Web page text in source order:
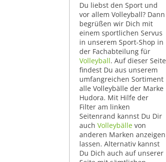
Du liebst den Sport und
vor allem Volleyball? Dann
begrüßen wir Dich mit
einem sportlichen Servus
in unserem Sport-Shop in
der Fachabteilung für
Volleyball. Auf dieser Seite
findest Du aus unserem
umfangreichen Sortiment
alle Volleybälle der Marke
Hudora. Mit Hilfe der
Filter am linken
Seitenrand kannst Du Dir
auch Volleybälle von
anderen Marken anzeigen
lassen. Alternativ kannst
Du Dich auch auf unserer